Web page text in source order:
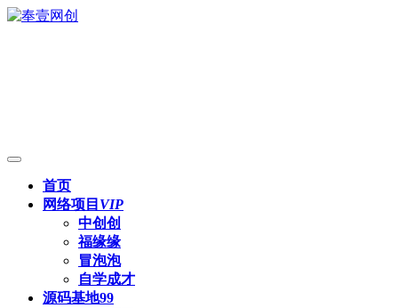
首页
网络项目 VIP
中创创
福缘缘
冒泡泡
自学成才
源码基地99